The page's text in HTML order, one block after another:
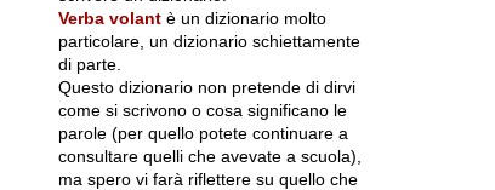
Verba volantè un dizionario molto
particolare, un dizionario schiettamente
di parte.
Questo dizionario non pretende di dirvi
come si scrivono o cosa significano le
parole (per quello potete continuare a
consultare quelli che avevate a scuola),
ma spero vi farà riflettere su quello che